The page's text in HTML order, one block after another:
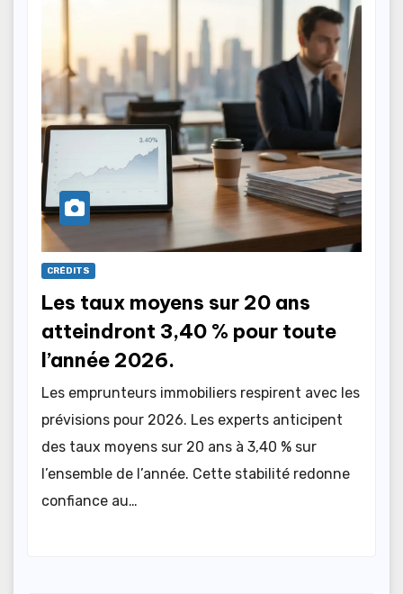
CRÉDITS
Les taux moyens sur 20 ans
atteindront 3,40 % pour toute
l’année 2026.
Les emprunteurs immobiliers respirent avec les
prévisions pour 2026. Les experts anticipent
des taux moyens sur 20 ans à 3,40 % sur
l’ensemble de l’année. Cette stabilité redonne
confiance au…